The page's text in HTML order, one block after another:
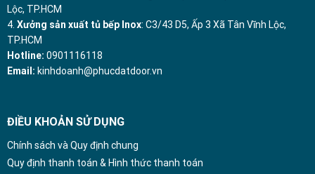
Lộc, TP.HCM
4. Xưởng sản xuất tủ bếp Inox: C3/43 D5, Ấp 3 Xã Tân Vĩnh Lộc,
TP.HCM
Hotline: 0901116118
Email: kinhdoanh@phucdatdoor.vn
ĐIỀU KHOẢN SỬ DỤNG
Chính sách và Quy định chung
Quy định thanh toán & Hình thức thanh toán